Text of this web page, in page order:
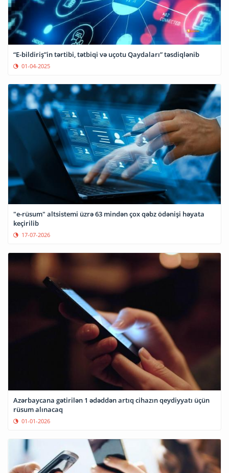
“E-bildiriş”in tərtibi, tətbiqi və uçotu Qaydaları” təsdiqlənib
01-04-2025
"e-rüsum" altsistemi üzrə 63 mindən çox qəbz ödənişi həyata
keçirilib
17-07-2026
Azərbaycana gətirilən 1 ədəddən artıq cihazın qeydiyyatı üçün
rüsum alınacaq
01-01-2026